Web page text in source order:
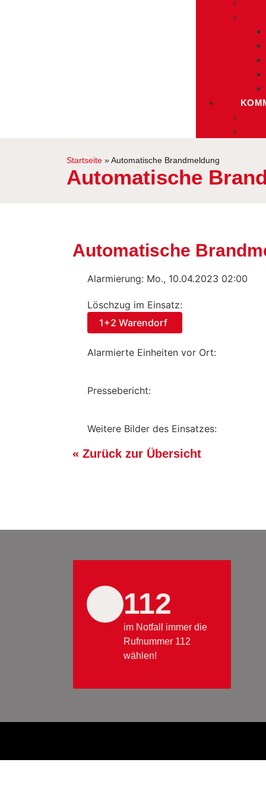
Startseite » Automatische Brandmeldung
Automatische
Automatische
Alarmierung: Mo., 10.04.2023 02:00
Löschzug im Einsatz:
1+2 Warendorf
Alarmierte Einheiten vor Ort:
Pressebericht:
Weitere Bilder des Einsatzes:
« Zurück zur Übersicht
112
im Notfall immer die
Rufnummer 112
wählen!